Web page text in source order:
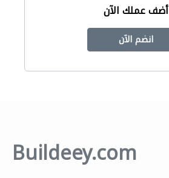
أضف عملك الآن
انضم الآن
Buildeey.com